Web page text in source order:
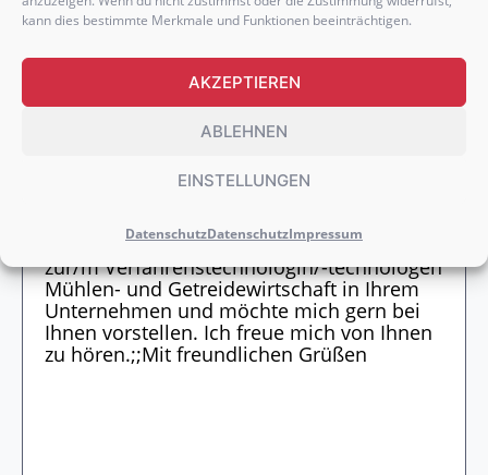
kann dies bestimmte Merkmale und Funktionen beeinträchtigen.
AKZEPTIEREN
ABLEHNEN
EINSTELLUNGEN
DatenschutzDatenschutzImpressum
Praktikumsbelegehier einfügen.
WEITERE DOKUMENTE HOCHLADEN